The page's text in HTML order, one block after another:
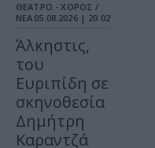
ΘΕΑΤΡΟ - ΧΟΡΟΣ /
ΝΕΑ 05.08.2026 | 20.02
Άλκηστις,
του
Ευριπίδη σε
σκηνοθεσία
Δημήτρη
Καραντζά